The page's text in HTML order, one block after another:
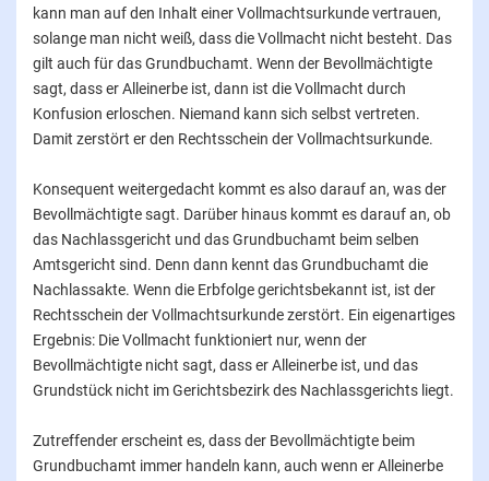
kann man auf den Inhalt einer Vollmachtsurkunde vertrauen,
solange man nicht weiß, dass die Vollmacht nicht besteht. Das
gilt auch für das Grundbuchamt. Wenn der Bevollmächtigte
sagt, dass er Alleinerbe ist, dann ist die Vollmacht durch
Konfusion erloschen. Niemand kann sich selbst vertreten.
Damit zerstört er den Rechtsschein der Vollmachtsurkunde.
Konsequent weitergedacht kommt es also darauf an, was der
Bevollmächtigte sagt. Darüber hinaus kommt es darauf an, ob
das Nachlassgericht und das Grundbuchamt beim selben
Amtsgericht sind. Denn dann kennt das Grundbuchamt die
Nachlassakte. Wenn die Erbfolge gerichtsbekannt ist, ist der
Rechtsschein der Vollmachtsurkunde zerstört. Ein eigenartiges
Ergebnis: Die Vollmacht funktioniert nur, wenn der
Bevollmächtigte nicht sagt, dass er Alleinerbe ist, und das
Grundstück nicht im Gerichtsbezirk des Nachlassgerichts liegt.
Zutreffender erscheint es, dass der Bevollmächtigte beim
Grundbuchamt immer handeln kann, auch wenn er Alleinerbe